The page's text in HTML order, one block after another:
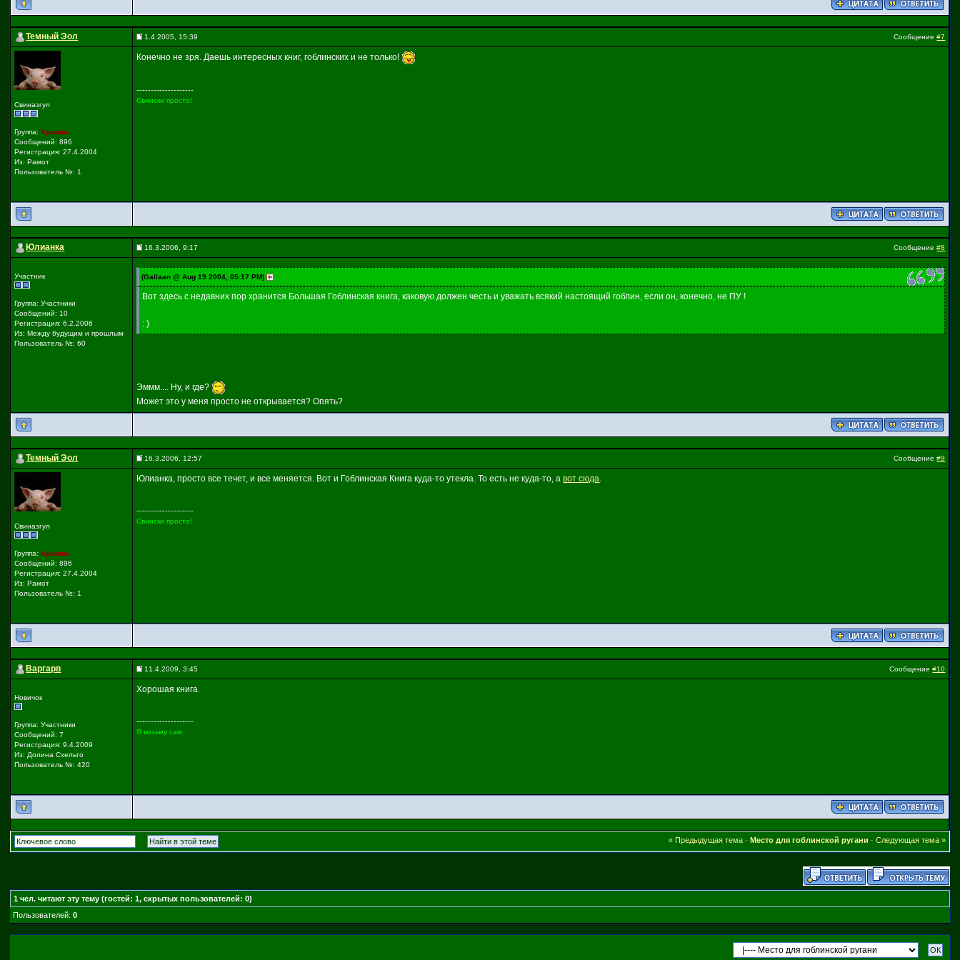
Темный Эол 1.4.2005, 15:39 Сообщение#7
Свиназгул
Группа:Админы
Сообщений: 896
Регистрация: 27.4.2004
Из: Рамот
Пользователь №: 1
Конечно не зря. Даешь интересных книг, гоблинских и не только!
--------------------
Свински просто!
Юлианка 16.3.2006, 9:17 Сообщение#8
Участник
Группа: Участники
Сообщений: 10
Регистрация: 6.2.2006
Из: Между будущим и прошлым
Пользователь №: 60
(Gallaan @ Aug 19 2004, 05:17 PM)
Вот здесь с недавних пор хранится Большая Гоблинская книга, каковую должен честь и уважать всякий настоящий гоблин, если он, конечно, не ПУ !
: )
Эммм.... Ну, и где?
Может это у меня просто не открывается? Опять?
Темный Эол 16.3.2006, 12:57 Сообщение#9
Свиназгул
Группа:Админы
Сообщений: 896
Регистрация: 27.4.2004
Из: Рамот
Пользователь №: 1
Юлианка, просто все течет, и все меняется. Вот и Гоблинская Книга куда-то утекла. То есть не куда-то, авот сюда.
--------------------
Свински просто!
Варгарв 11.4.2009, 3:45 Сообщение#10
Новичок
Группа: Участники
Сообщений: 7
Регистрация: 9.4.2009
Из: Долина Схельто
Пользователь №: 420
Хорошая книга.
--------------------
Я возьму сам.
« Предыдущая тема· Место для гоблинской ругани · Следующая тема »
1 чел. читают эту тему (гостей: 1, скрытых пользователей: 0)
Пользователей:0